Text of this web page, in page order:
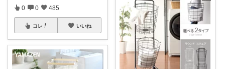
0 0 485
コレ いいね